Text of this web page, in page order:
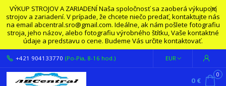
VÝKUP STROJOV A ZARIADENÍ Naša spoločnosť sa zaoberá výkupom
strojov a zariadení. V prípade, že chcete niečo predať, kontaktujte nás
na email abcentral.sro@gmail.com. Ideálne, ak nám pošlete fotografiu
stroja, jeho názov, alebo fotografiu výrobného štítku, Vaše kontaktné
údaje a predstavu o cene. Budeme Vás určite kontaktovať.
EUR
+421 904133770 (Po-Pia, 8-16 hod.)
0
0 €